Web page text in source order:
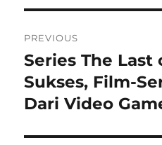
pos
PREVIOUS
Previous
post:
Series The Last
Sukses, Film-
Dari Video